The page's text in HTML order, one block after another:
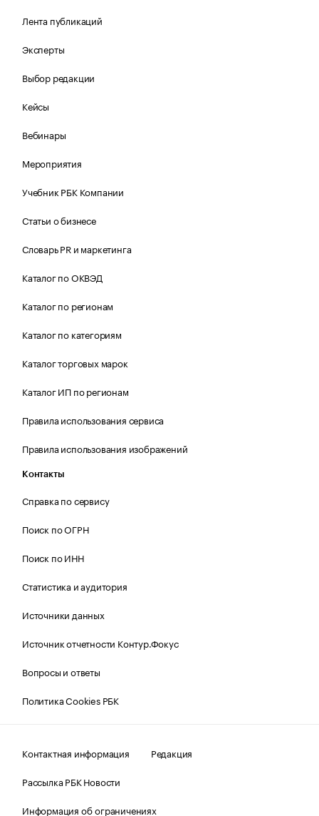
Лента публикаций
Эксперты
Выбор редакции
Кейсы
Вебинары
Мероприятия
Учебник РБК Компании
Статьи о бизнесе
Словарь PR и маркетинга
Каталог по ОКВЭД
Каталог по регионам
Каталог по категориям
Каталог торговых марок
Каталог ИП по регионам
Правила использования сервиса
Правила использования изображений
Контакты
Справка по сервису
Поиск по ОГРН
Поиск по ИНН
Статистика и аудитория
Источники данных
Источник отчетности Контур.Фокус
Вопросы и ответы
Политика Cookies РБК
Контактная информация
Редакция
Рассылка РБК Новости
Информация об ограничениях